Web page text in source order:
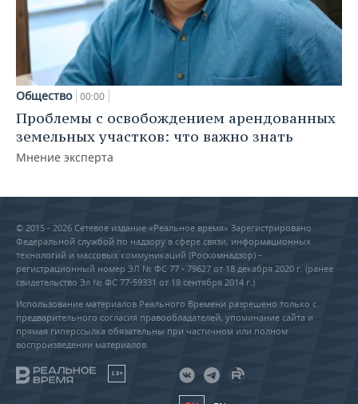
Общество 00:00
Проблемы с освобождением арендованных
земельных участков: что важно знать
Мнение эксперта
© 2015 - 2026 Сетевое издание «Реальное время» Зарегистрировано
Федеральной службой по надзору в сфере связи, информационных
технологий и массовых коммуникаций (Роскомнадзор) –
регистрационный номер ЭЛ № ФС 77 - 79627 от 18 декабря 2020 г. (ранее
свидетельство Эл № ФС 77-59331 от 18 сентября 2014 г.)
Использование материалов Реального Времени разрешено только с
предварительного согласия правообладателей, упоминание сайта и
прямая гиперссылка обязательны при частичном или полном
воспроизведении материалов.
18+